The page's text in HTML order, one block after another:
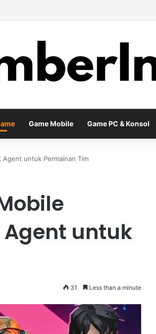
Siap Mengubah Cara Bermain di Lapangan Virtual
Game Mobile Game PC & Konsol
untuk Permainan Tim
untuk
31 Less than a minute